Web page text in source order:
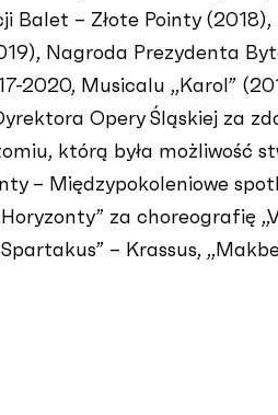
Balet – Złote Pointy
Nagroda Prezydenta
2020, Musicalu ,,Karol”
Opery Śląskiej za
którą była możliwość
– Międzypokoleniowe
za choreografię
– Krassus,